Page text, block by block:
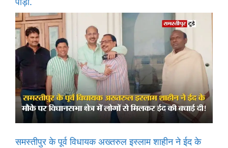
समस्तीपुर के पूर्व विधायक अख्तरुल इस्लाम शाहीन ने ईद के